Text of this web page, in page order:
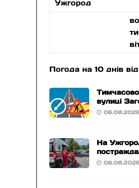
Ужгород
Погода на 10 днів
вулиці
На